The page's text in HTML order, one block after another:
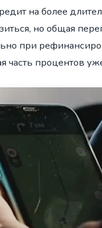
на более
но общая
при
часть процентов